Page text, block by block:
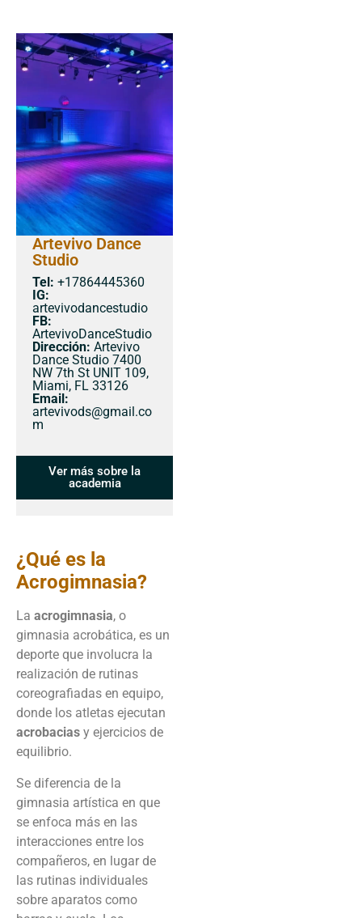
Artevivo Dance
Studio
Tel: +17864445360
IG:
artevivodancestudio
FB:
ArtevivoDanceStudio
Dirección: Artevivo
Dance Studio 7400
NW 7th St UNIT 109,
Miami, FL 33126
Email:
artevivods@gmail.co
m
Ver más sobre la
academia
¿Qué es la
Acrogimnasia?
La acrogimnasia, o
gimnasia acrobática, es un
deporte que involucra la
realización de rutinas
coreografiadas en equipo,
donde los atletas ejecutan
acrobacias y ejercicios de
equilibrio.
Se diferencia de la
gimnasia artística en que
se enfoca más en las
interacciones entre los
compañeros, en lugar de
las rutinas individuales
sobre aparatos como